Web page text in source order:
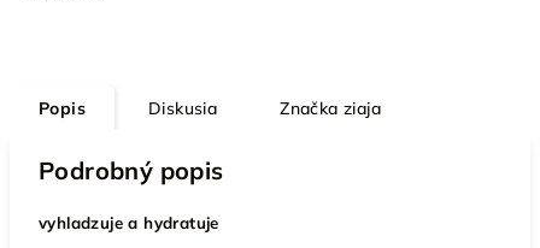
Popis Diskusia Značka ziaja
Podrobný popis
vyhladzuje a hydratuje